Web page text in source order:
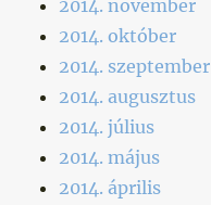
2014. november
2014. október
2014. szeptember
2014. augusztus
2014. július
2014. május
2014. április